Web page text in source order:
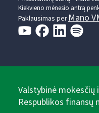
Kiekvieno mėnesio antrą
Paklausimas perMano
Valstybinė mokesčių
Respublikos finansų